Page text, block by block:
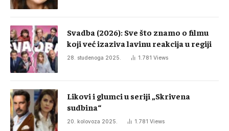
Svadba (2026): Sve što znamo o filmu
koji već izaziva lavinu reakcija u regiji
28. studenoga 2025. 1.781 Views
Likovi i glumci u seriji „Skrivena
sudbina“
20. kolovoza 2025. 1.781 Views